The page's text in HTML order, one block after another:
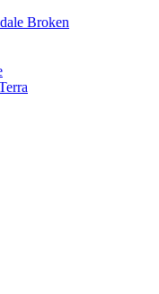
Broken